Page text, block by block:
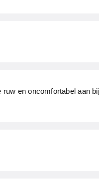
en oncomfortabel aan